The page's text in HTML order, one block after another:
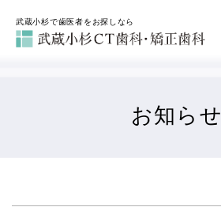
武蔵小杉で歯医者をお探しなら
お知らせ